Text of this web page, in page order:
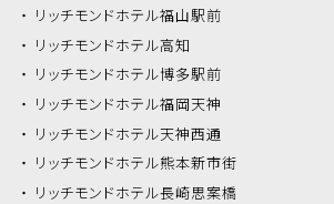
リッチモンドホテル福山駅前
リッチモンドホテル高知
リッチモンドホテル博多駅前
リッチモンドホテル福岡天神
リッチモンドホテル天神西通
リッチモンドホテル熊本新市街
リッチモンドホテル長崎思案橋